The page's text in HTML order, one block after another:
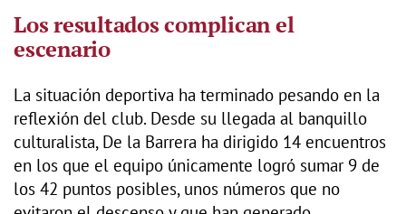
Los resultados complican el
escenario
La situación deportiva ha terminado pesando en la
reflexión del club. Desde su llegada al banquillo
culturalista, De la Barrera ha dirigido 14 encuentros
en los que el equipo únicamente logró sumar 9 de
los 42 puntos posibles, unos números que no